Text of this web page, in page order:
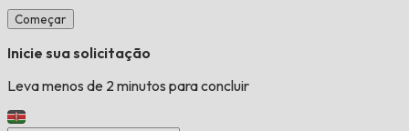
Começar
Inicie sua solicitação
Leva menos de 2 minutos para concluir